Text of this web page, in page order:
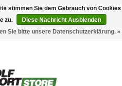
stimmen Sie dem Gebrauch von Cookies
zu.
Diese Nachricht Ausblenden
Sie bitte unsere Datenschutzerklärung. »